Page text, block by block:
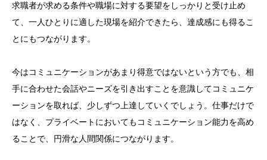
求職者が求める条件や職場に対する要望をしっかりと受け止め
て、一人ひとりに適した現場を紹介できたら、達成感にも得るこ
とにもつながります。
今はコミュニケーションがあまり得意ではないという方でも、相
手に合わせた会話やニーズを引き出すことを意識してコミュニケ
ーションを取れば、少しずつ上達していくでしょう。仕事だけで
はなく、プライベートにおいてもコミュニケーション能力を高め
ることで、円滑な人間関係につながります。